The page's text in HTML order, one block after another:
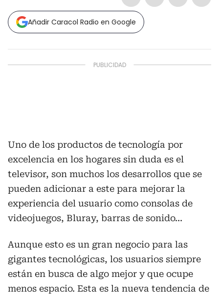
Añadir Caracol Radio en Google
Uno de los productos de tecnología por
excelencia en los hogares sin duda es el
televisor, son muchos los desarrollos que se
pueden adicionar a este para mejorar la
experiencia del usuario como consolas de
videojuegos, Bluray, barras de sonido…
Aunque esto es un gran negocio para las
gigantes tecnológicas, los usuarios siempre
están en busca de algo mejor y que ocupe
menos espacio. Esta es la nueva tendencia de